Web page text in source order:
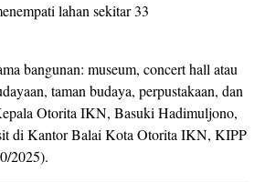
lahan sekitar 33
bangunan: museum, concert hall atau
taman budaya, perpustakaan, dan
Otorita IKN, Basuki Hadimuljono,
di Kantor Balai Kota Otorita IKN, KIPP
2025).